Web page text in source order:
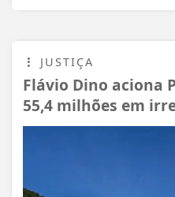
JUSTIÇA
Flávio Dino aciona
55,4 milhões em